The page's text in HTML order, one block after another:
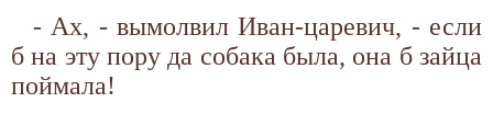
- Ах, - вымолвил Иван-царевич, - если
б на эту пору да собака была, она б зайца
поймала!